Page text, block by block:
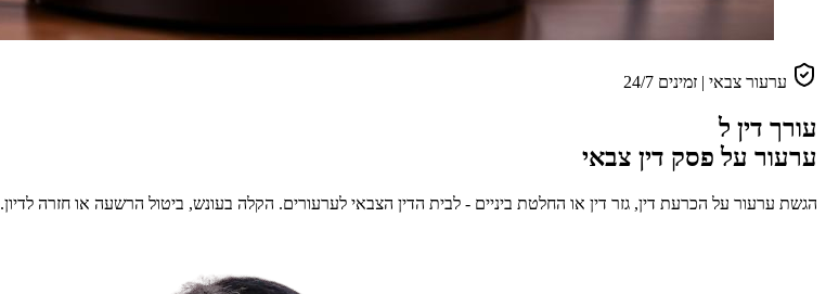
ערעור צבאי | זמינים 24/7
עורך דין ל
ערעור על פסק דין צבאי
הגשת ערעור על הכרעת דין, גזר דין או החלטת ביניים - לבית הדין הצבאי לערעורים. הקלה בעונש, ביטול הרשעה או חזרה לדיון.